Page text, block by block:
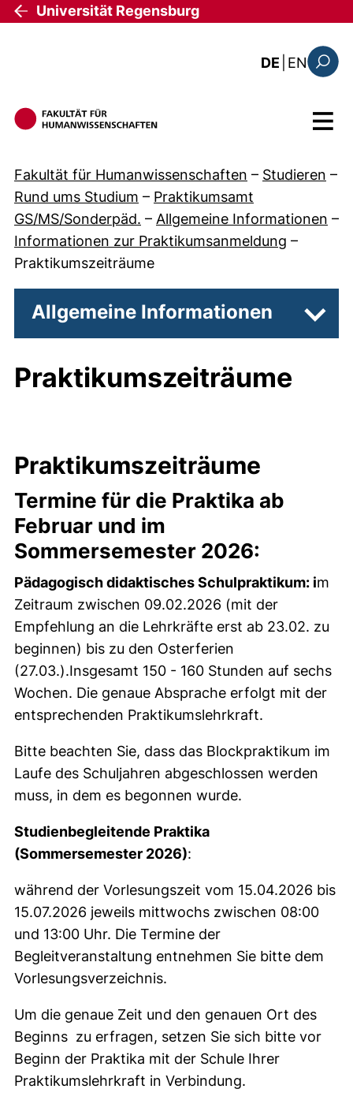
Direkt zum Inhalt
Universität Regensburg
DE EN: the
Menü
Fakultät für Humanwissenschaften – Studieren –
Rund ums Studium – Praktikumsamt
GS/MS/Sonderpäd. – Allgemeine Informationen –
Informationen zur Praktikumsanmeldung –
Praktikumszeiträume
Allgemeine Informationen
Praktikumszeiträume
Praktikumszeiträume
Termine für die Praktika ab
Februar und im
Sommersemester 2026:
Pädagogisch didaktisches Schulpraktikum: im
Zeitraum zwischen 09.02.2026 (mit der
Empfehlung an die Lehrkräfte erst ab 23.02. zu
beginnen) bis zu den Osterferien
(27.03.).Insgesamt 150 - 160 Stunden auf sechs
Wochen. Die genaue Absprache erfolgt mit der
entsprechenden Praktikumslehrkraft.
Bitte beachten Sie, dass das Blockpraktikum im
Laufe des Schuljahren abgeschlossen werden
muss, in dem es begonnen wurde.
Studienbegleitende Praktika
(Sommersemester 2026):
während der Vorlesungszeit vom 15.04.2026 bis
15.07.2026 jeweils mittwochs zwischen 08:00
und 13:00 Uhr. Die Termine der
Begleitveranstaltung entnehmen Sie bitte dem
Vorlesungsverzeichnis.
Um die genaue Zeit und den genauen Ort des
Beginns zu erfragen, setzen Sie sich bitte vor
Beginn der Praktika mit der Schule Ihrer
Praktikumslehrkraft in Verbindung.